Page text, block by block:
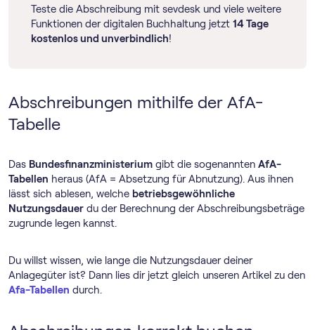
Teste die Abschreibung mit sevdesk und viele weitere
Funktionen der digitalen Buchhaltung jetzt 14 Tage
kostenlos und unverbindlich!
Abschreibungen mithilfe der AfA-
Tabelle
Das Bundesfinanzministerium gibt die sogenannten AfA-
Tabellen heraus (AfA = Absetzung für Abnutzung). Aus ihnen
lässt sich ablesen, welche betriebsgewöhnliche
Nutzungsdauer du der Berechnung der Abschreibungsbeträge
zugrunde legen kannst.
Du willst wissen, wie lange die Nutzungsdauer deiner
Anlagegüter ist? Dann lies dir jetzt gleich unseren Artikel zu den
Afa-Tabellen durch.